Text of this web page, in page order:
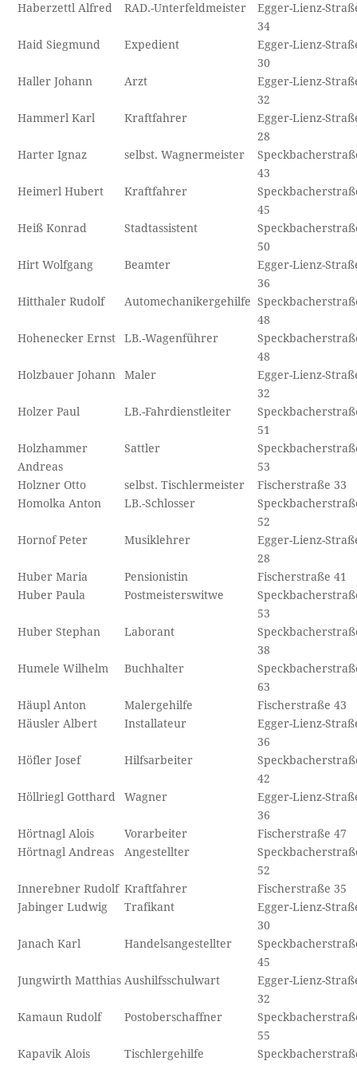
Haberzettl Alfred
RAD.-Unterfeldmeister
Egger-Lienz-
34
Haid Siegmund
Expedient
Egger-Lienz-
30
Haller Johann
Arzt
Egger-Lienz-
32
Hammerl Karl
Kraftfahrer
Egger-Lienz-
28
Harter Ignaz
selbst. Wagnermeister
43
Heimerl Hubert
Kraftfahrer
45
Heiß Konrad
Stadtassistent
50
Hirt Wolfgang
Beamter
Egger-Lienz-
36
Hitthaler Rudolf
Automechanikergehilfe
48
Hohenecker Ernst
LB.-Wagenführer
48
Holzbauer Johann
Maler
Egger-Lienz-
32
Holzer Paul
LB.-Fahrdienstleiter
51
Holzhammer
Andreas
Sattler
53
Holzner Otto
selbst. Tischlermeister
Fischerstraße 33
Homolka Anton
LB.-Schlosser
52
Hornof Peter
Musiklehrer
Egger-Lienz-
28
Huber Maria
Pensionistin
Fischerstraße 41
Huber Paula
Postmeisterswitwe
53
Huber Stephan
Laborant
38
Humele Wilhelm
Buchhalter
63
Häupl Anton
Malergehilfe
Fischerstraße 43
Häusler Albert
Installateur
Egger-Lienz-
36
Höfler Josef
Hilfsarbeiter
42
Höllriegl Gotthard
Wagner
Egger-Lienz-
36
Hörtnagl Alois
Vorarbeiter
Fischerstraße 47
Hörtnagl Andreas
Angestellter
52
Innerebner Rudolf Kraftfahrer
Fischerstraße 35
Jabinger Ludwig
Trafikant
Egger-Lienz-
30
Janach Karl
Handelsangestellter
45
Jungwirth Matthias Aushilfsschulwart
Egger-Lienz-
32
Kamaun Rudolf
Postoberschaffner
55
Kapavik Alois
Tischlergehilfe